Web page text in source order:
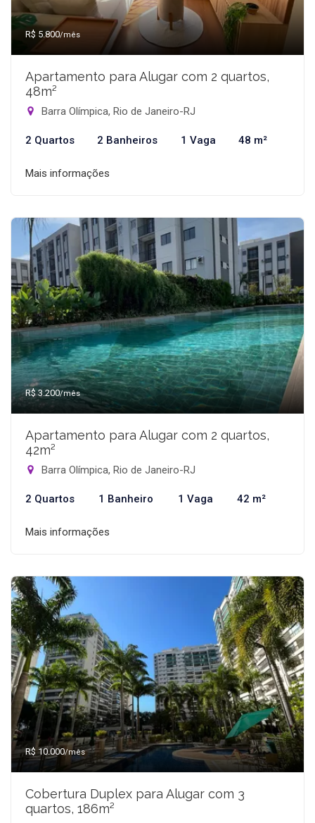
R$ 5.800/mês
Apartamento para Alugar com 2 quartos,
48m²
Barra Olímpica, Rio de Janeiro-RJ
2 Quartos 2 Banheiros 1 Vaga 48 m²
Mais informações
R$ 3.200/mês
Apartamento para Alugar com 2 quartos,
42m²
Barra Olímpica, Rio de Janeiro-RJ
2 Quartos 1 Banheiro 1 Vaga 42 m²
Mais informações
R$ 10.000/mês
Cobertura Duplex para Alugar com 3
quartos, 186m²